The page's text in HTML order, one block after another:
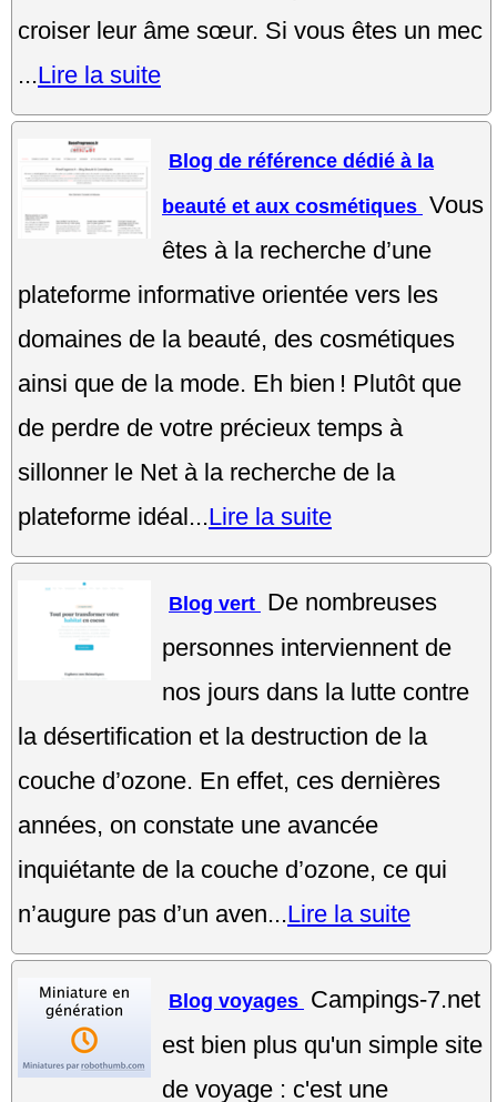
croiser leur âme sœur. Si vous êtes un mec
...Lire la suite
Blog de référence dédié à la
beauté et aux cosmétiques Vous
êtes à la recherche d’une
plateforme informative orientée vers les
domaines de la beauté, des cosmétiques
ainsi que de la mode. Eh bien ! Plutôt que
de perdre de votre précieux temps à
sillonner le Net à la recherche de la
plateforme idéal...Lire la suite
Blog vert De nombreuses
personnes interviennent de
nos jours dans la lutte contre
la désertification et la destruction de la
couche d’ozone. En effet, ces dernières
années, on constate une avancée
inquiétante de la couche d’ozone, ce qui
n’augure pas d’un aven...Lire la suite
Blog voyages Campings-7.net
est bien plus qu'un simple site
de voyage : c'est une